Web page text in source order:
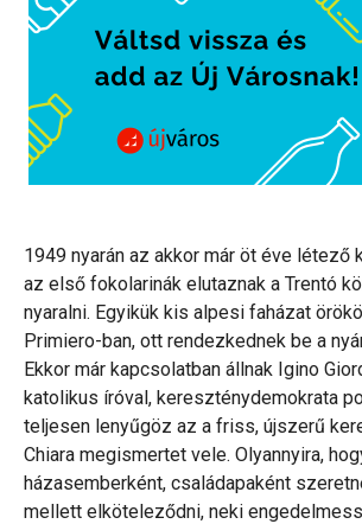
1949 nyarán az akkor már öt éve létező
az első fokolarinák elutaznak a Trentó
nyaralni. Egyikük kis alpesi faházat
Primiero-ban, ott rendezkednek be a
Ekkor már kapcsolatban állnak Igino
katolikus íróval, kereszténydemokrata
teljesen lenyűgöz az a friss, újszerű
Chiara megismertet vele. Olyannyira,
házasemberként, családapaként
mellett elköteleződni, neki